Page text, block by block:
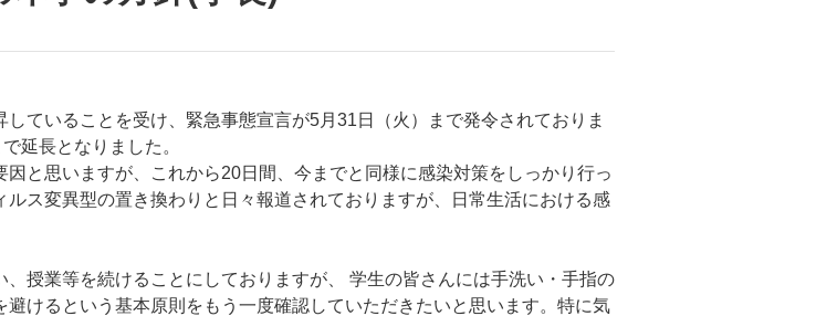
ていることを受け、緊急事態宣言が5月31日（火）まで発令されておりま
延長となりました。
と思いますが、これから20日間、今までと同様に感染対策をしっかり行っ
ス変異型の置き換わりと日々報道されておりますが、日常生活における感
授業等を続けることにしておりますが、 学生の皆さんには手洗い・手指の
けるという基本原則をもう一度確認していただきたいと思います。特に気